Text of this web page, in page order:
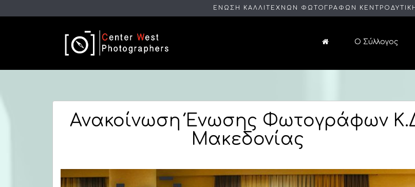
ΕΝΩΣΗ ΚΑΛΛΙΤΕΧΝΩΝ ΦΩΤΟΓΡΑΦΩΝ
Ο Σύλλογος
Ανακοίνωση Ένωσης Φωτογράφων
Μακεδονίας